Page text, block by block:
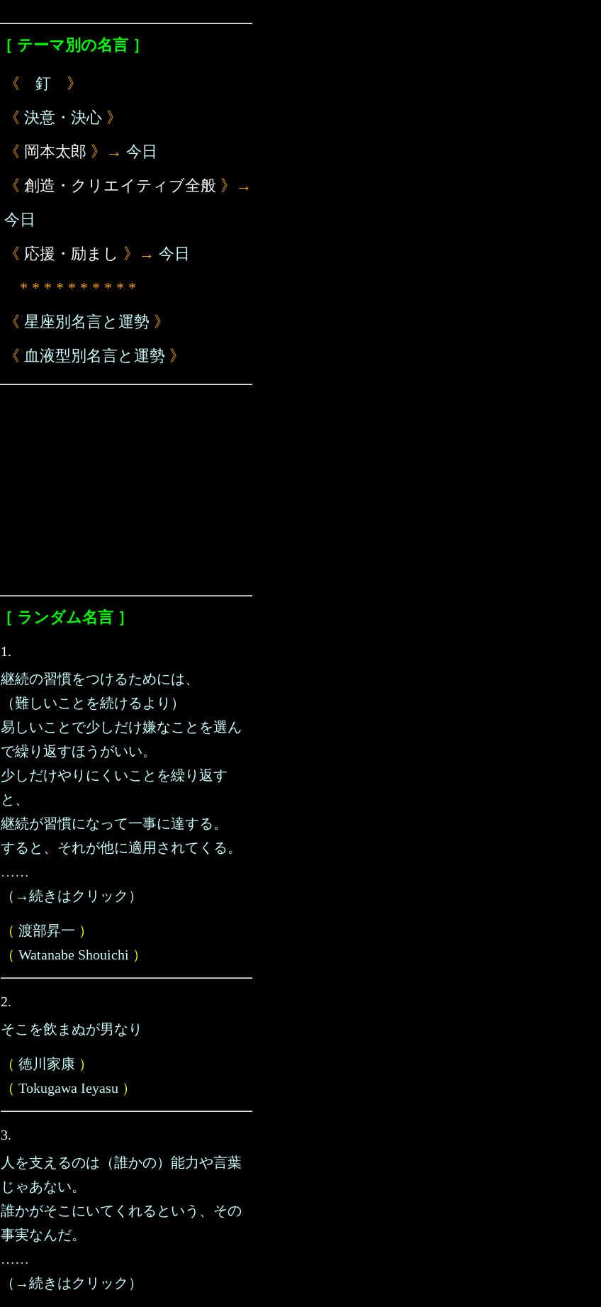
［ テーマ別の名言 ］
《 釘 》
《 決意・決心 》
《 岡本太郎 》→ 今日
《 創造・クリエイティブ全般 》→
今日
《 応援・励まし 》→ 今日
* * * * * * * * * *
《 星座別名言と運勢 》
《 血液型別名言と運勢 》
［ ランダム名言 ］
1.
継続の習慣をつけるためには、
（難しいことを続けるより）
易しいことで少しだけ嫌なことを選ん
で繰り返すほうがいい。
少しだけやりにくいことを繰り返す
と、
継続が習慣になって一事に達する。
すると、それが他に適用されてくる。
……
（→続きはクリック）
（ 渡部昇一 ）
（ Watanabe Shouichi ）
2.
そこを飲まぬが男なり
（ 徳川家康 ）
（ Tokugawa Ieyasu ）
3.
人を支えるのは（誰かの）能力や言葉
じゃあない。
誰かがそこにいてくれるという、その
事実なんだ。
……
（→続きはクリック）